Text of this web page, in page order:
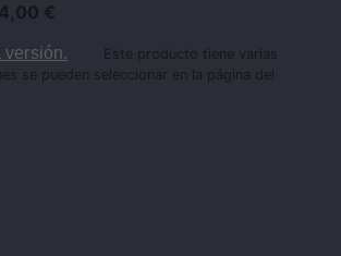
€
versión.
Este producto tiene varias
se pueden seleccionar en la página del